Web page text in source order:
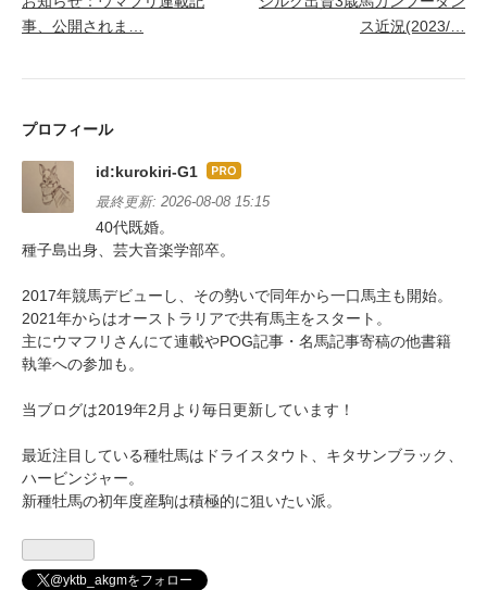
事、公開されま…
ス近況(2023/…
プロフィール
id:kurokiri-G1 はて
なブ
Pro
最終更新: 2026-08-08 15:15
40代既婚。
種子島出身、芸大音楽学部卒。
2017年競馬デビューし、その勢いで同年から一口馬主も開始。
2021年からはオーストラリアで共有馬主をスタート。
主にウマフリさんにて連載やPOG記事・名馬記事寄稿の他書籍
執筆への参加も。
当ブログは2019年2月より毎日更新しています！
最近注目している種牡馬はドライスタウト、キタサンブラック、
ハービンジャー。
新種牡馬の初年度産駒は積極的に狙いたい派。
@yktb_akgmをフォロー